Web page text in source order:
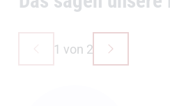
1 von 2